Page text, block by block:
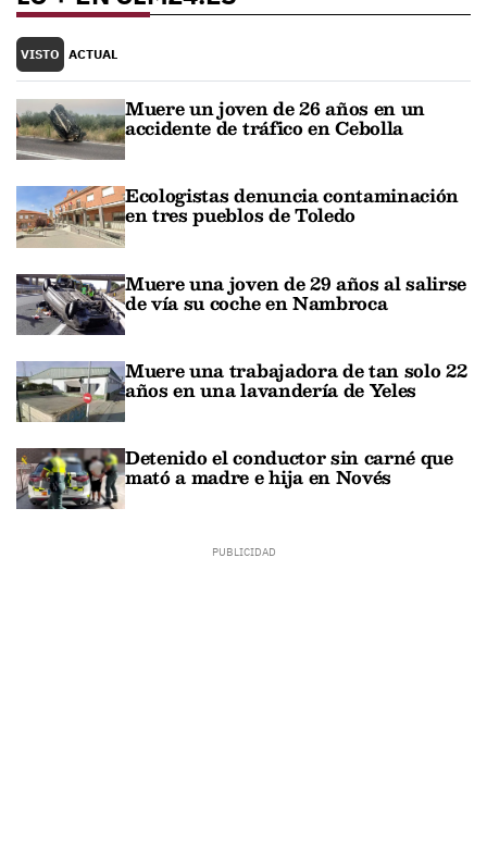
VISTO ACTUAL
Muere un joven de 26 años en un
accidente de tráfico en Cebolla
Ecologistas denuncia contaminación
en tres pueblos de Toledo
Muere una joven de 29 años al salirse
de vía su coche en Nambroca
Muere una trabajadora de tan solo 22
años en una lavandería de Yeles
Detenido el conductor sin carné que
mató a madre e hija en Novés